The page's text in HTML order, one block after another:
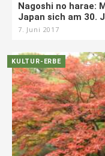
Nagoshi no harae:
Japan sich am 30.
7. Juni 2017
KULTUR-ERBE